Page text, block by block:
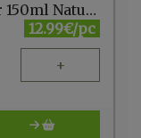
Après-shampooing protecteur 150ml Naturtint
12.99€/pc
+